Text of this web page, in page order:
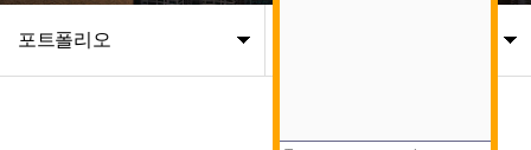
포트폴리오